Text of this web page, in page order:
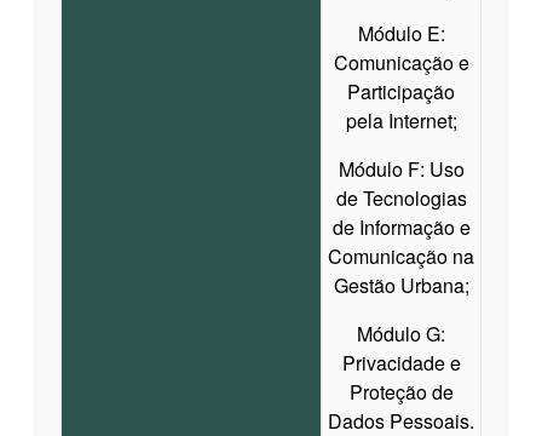
Módulo E:
Comunicação e
Participação
pela Internet;
Módulo F: Uso
de Tecnologias
de Informação e
Comunicação na
Gestão Urbana;
Módulo G:
Privacidade e
Proteção de
Dados Pessoais.